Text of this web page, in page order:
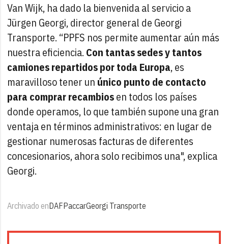
Van Wijk, ha dado la bienvenida al servicio a
Jürgen Georgi, director general de Georgi
Transporte. “PPFS nos permite aumentar aún más
nuestra eficiencia. Con tantas sedes y tantos
camiones repartidos por toda Europa, es
maravilloso tener un único punto de contacto
para comprar recambiosen todos los países
donde operamos, lo que también supone una gran
ventaja en términos administrativos: en lugar de
gestionar numerosas facturas de diferentes
concesionarios, ahora solo recibimos una", explica
Georgi.
Archivado enDAFPaccarGeorgi Transporte